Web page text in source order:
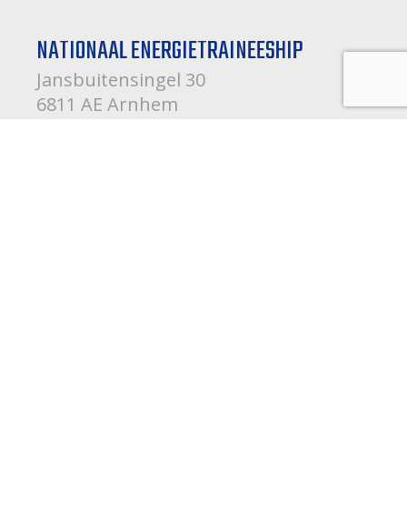
NATIONAAL ENERGIETRAINEESHIP
Jansbuitensingel 30
6811 AE Arnhem